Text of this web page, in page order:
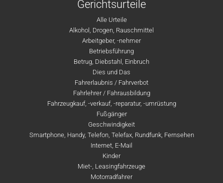
Gerichtsurteile
Alle Urteile
Alkohol, Drogen, Rauschmittel
Arbeitgeber, -nehmer
Betriebsführung
Betrug, Diebstahl, Einbruch
Dies und Das
Fahrerlaubnis / Fahrverbot
Fahrlehrer / Fahrausbildung
Fahrzeugkauf, -verkauf, -reparatur, -umrüstung
Fußgänger
Geschwindigkeit
Smartphone, Handy, Telefon, Telefax, Rundfunk, Fernsehen
Internet, E-Mail
Kinder
Miet-, Leasingfahrzeuge
Motorradfahrer